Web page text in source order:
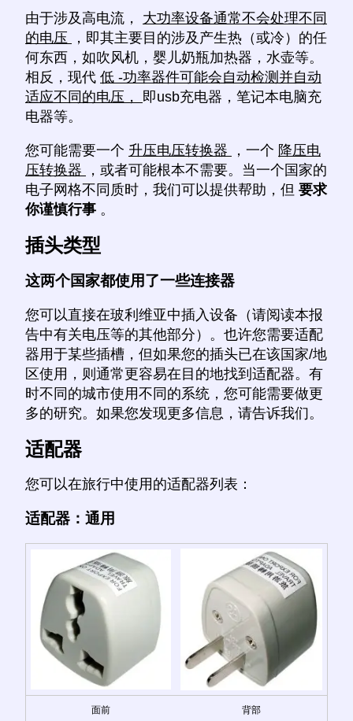
由于涉及高电流， 大功率设备通常不会处理不同
的电压
，即其主要目的涉及产生热（或冷）的任
何东西，如吹风机，婴儿奶瓶加热器，水壶等。
相反，现代 低 -功率器件可能会自动检测并自动
适应不同的电压， 即usb充电器，笔记本电脑充
电器等。
您可能需要一个 升压电压转换器 ，一个 降压电
压转换器
，或者可能根本不需要。当一个国家的
电子网格不同质时，我们可以提供帮助，但 要求
你谨慎行事 。
插头类型
这两个国家都使用了一些连接器
您可以直接在玻利维亚中插入设备（请阅读本报
告中有关电压等的其他部分）。也许您需要适配
器用于某些插槽，但如果您的插头已在该国家/地
区使用，则通常更容易在目的地找到适配器。有
时不同的城市使用不同的系统，您可能需要做更
多的研究。如果您发现更多信息，请告诉我们。
适配器
您可以在旅行中使用的适配器列表：
适配器：通用
面前 背部